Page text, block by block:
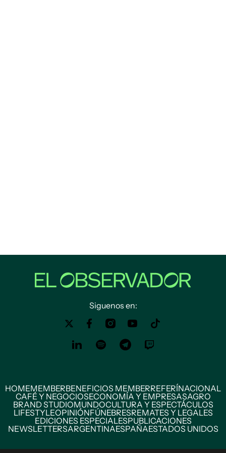
Siguenos en:
HOMEMEMBERBENEFICIOS MEMBERREFERÍNACIONAL
CAFÉ Y NEGOCIOSECONOMÍA Y EMPRESASAGRO
BRAND STUDIOMUNDOCULTURA Y ESPECTÁCULOS
LIFESTYLEOPINIÓNFÚNEBRESREMATES Y LEGALES
EDICIONES ESPECIALESPUBLICACIONES
NEWSLETTERSARGENTINAESPAÑAESTADOS UNIDOS